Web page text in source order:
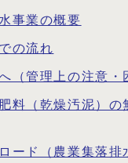
事業の概要
の流れ
（管理上の注意・
料（乾燥汚泥）の
ード（農業集落排